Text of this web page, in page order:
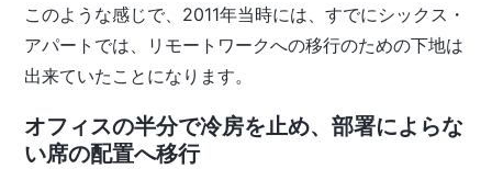
このような感じで、2011年当時には、すでにシックス・
アパートでは、リモートワークへの移行のための下地は
出来ていたことになります。
オフィスの半分で冷房を止め、部署によらな
い席の配置へ移行